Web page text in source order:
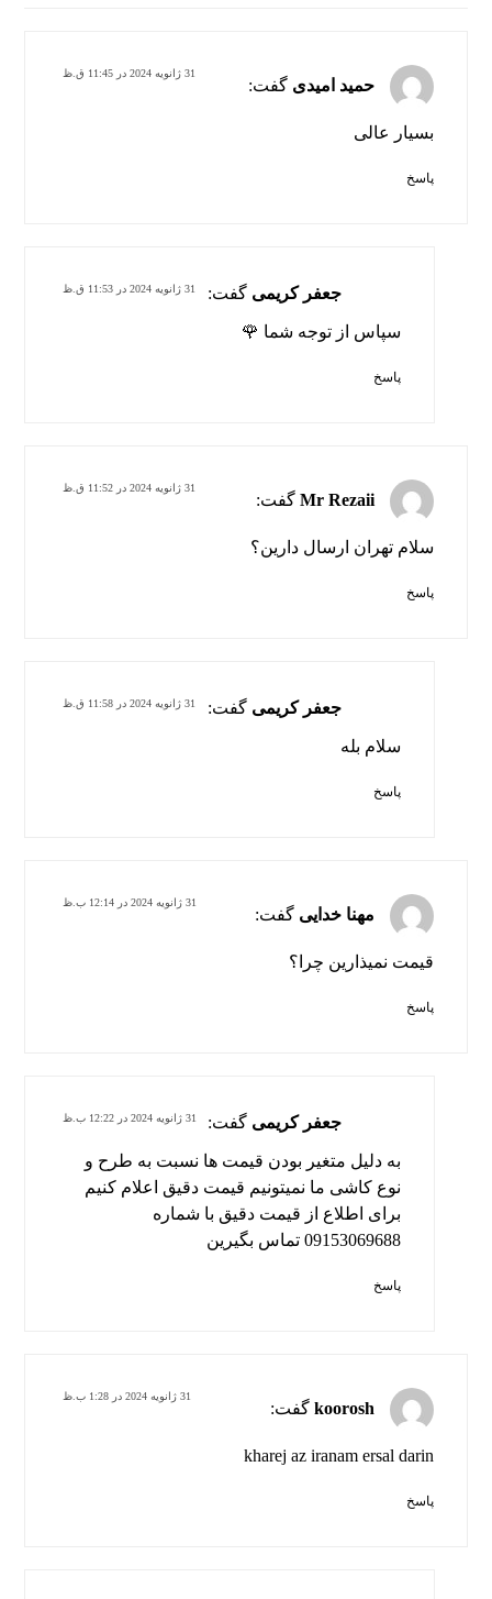
حمید امیدی گفت:
31 ژانویه 2024 در 11:45 ق.ظ
بسیار عالی
پاسخ
جعفر کریمی گفت: 31 ژانویه 2024 در 11:53 ق.ظ
سپاس از توجه شما 🌹
پاسخ
Mr Rezaii گفت:
31 ژانویه 2024 در 11:52 ق.ظ
سلام تهران ارسال دارین؟
پاسخ
جعفر کریمی گفت: 31 ژانویه 2024 در 11:58 ق.ظ
سلام بله
پاسخ
مهنا خدایی گفت:
31 ژانویه 2024 در 12:14 ب.ظ
قیمت نمیذارین چرا؟
پاسخ
جعفر کریمی گفت: 31 ژانویه 2024 در 12:22 ب.ظ
به دلیل متغیر بودن قیمت ها نسبت به طرح و
نوع کاشی ما نمیتونیم قیمت دقیق اعلام کنیم
برای اطلاع از قیمت دقیق با شماره
09153069688 تماس بگیرین
پاسخ
koorosh گفت:
31 ژانویه 2024 در 1:28 ب.ظ
kharej az iranam ersal darin
پاسخ